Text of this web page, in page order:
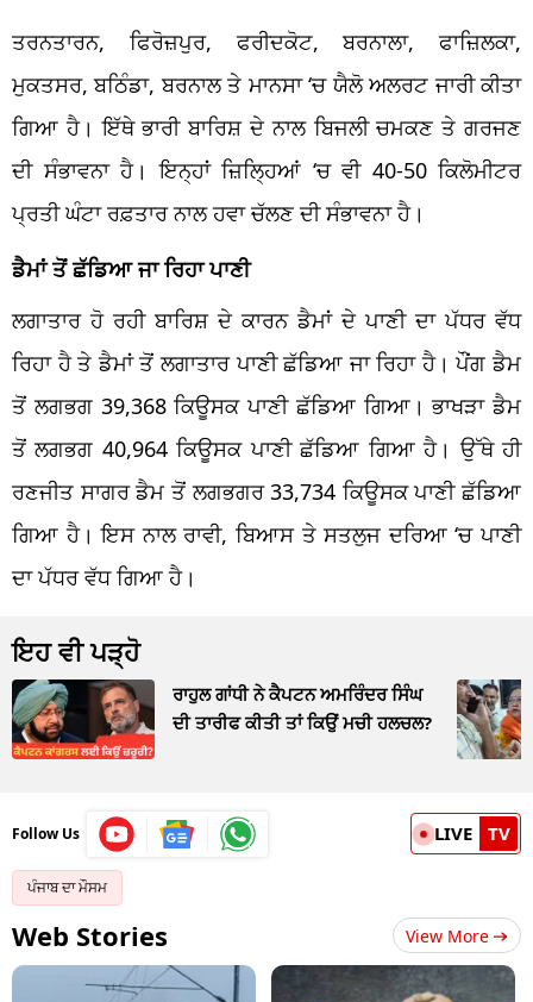
ਤਰਨਤਾਰਨ, ਫਿਰੋਜ਼ਪੁਰ, ਫਰੀਦਕੋਟ, ਬਰਨਾਲਾ, ਫਾਜ਼ਿਲਕਾ,
ਮੁਕਤਸਰ, ਬਠਿੰਡਾ, ਬਰਨਾਲ ਤੇ ਮਾਨਸਾ‘ਚ ਯੈਲੋ ਅਲਰਟ ਜਾਰੀ ਕੀਤਾ
ਗਿਆ ਹੈ। ਇੱਥੇ ਭਾਰੀ ਬਾਰਿਸ਼ ਦੇ ਨਾਲ ਬਿਜਲੀ ਚਮਕਣ ਤੇ ਗਰਜਣ
ਦੀ ਸੰਭਾਵਨਾ ਹੈ। ਇਨ੍ਹਾਂ ਜ਼ਿਲ੍ਹਿਆਂ ‘ਚ ਵੀ 40-50 ਕਿਲੋਮੀਟਰ
ਪ੍ਰਤੀ ਘੰਟਾ ਰਫ਼ਤਾਰ ਨਾਲ ਹਵਾ ਚੱਲਣ ਦੀ ਸੰਭਾਵਨਾ ਹੈ।
ਡੈਮਾਂ ਤੋਂ ਛੱਡਿਆ ਜਾ ਰਿਹਾ ਪਾਣੀ
ਲਗਾਤਾਰ ਹੋ ਰਹੀ ਬਾਰਿਸ਼ ਦੇ ਕਾਰਨ ਡੈਮਾਂ ਦੇ ਪਾਣੀ ਦਾ ਪੱਧਰ ਵੱਧ
ਰਿਹਾ ਹੈ ਤੇ ਡੈਮਾਂ ਤੋਂ ਲਗਾਤਾਰ ਪਾਣੀ ਛੱਡਿਆ ਜਾ ਰਿਹਾ ਹੈ। ਪੌਂਗ ਡੈਮ
ਤੋਂ ਲਗਭਗ 39,368 ਕਿਊਸਕ ਪਾਣੀ ਛੱਡਿਆ ਗਿਆ। ਭਾਖੜਾ ਡੈਮ
ਤੋਂ ਲਗਭਗ 40,964 ਕਿਊਸਕ ਪਾਣੀ ਛੱਡਿਆ ਗਿਆ ਹੈ। ਉੱਥੇ ਹੀ
ਰਣਜੀਤ ਸਾਗਰ ਡੈਮ ਤੋਂ ਲਗਭਗਰ 33,734 ਕਿਊਸਕ ਪਾਣੀ ਛੱਡਿਆ
ਗਿਆ ਹੈ। ਇਸ ਨਾਲ ਰਾਵੀ, ਬਿਆਸ ਤੇ ਸਤਲੁਜ ਦਰਿਆ‘ਚ ਪਾਣੀ
ਦਾ ਪੱਧਰ ਵੱਧ ਗਿਆ ਹੈ।
ਇਹ ਵੀ ਪੜ੍ਹੋ
ਰਾਹੁਲ ਗਾਂਧੀ ਨੇ ਕੈਪਟਨ ਅਮਰਿੰਦਰ ਸਿੰਘ
ਦੀ ਤਾਰੀਫ ਕੀਤੀ ਤਾਂ ਕਿਉਂ ਮਚੀ ਹਲਚਲ?
Follow Us LIVE TV
ਪੰਜਾਬ ਦਾ ਮੌਸਮ
Web Stories View More